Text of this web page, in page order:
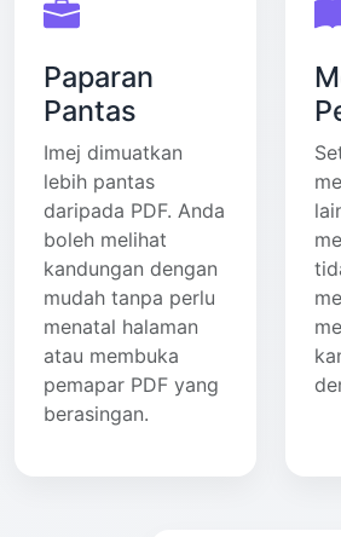
Paparan
Pantas
Imej dimuatkan
lebih pantas
daripada PDF. Anda
boleh melihat
kandungan dengan
mudah tanpa perlu
menatal halaman
atau membuka
pemapar PDF yang
berasingan.